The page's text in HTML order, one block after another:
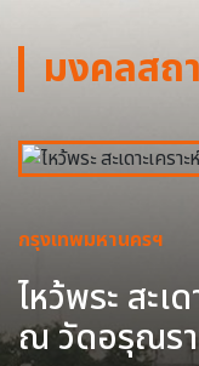
มงคลสถ
กรุงเทพมหานครฯ
ไหว้พระ สะเ
ณ วัดอรุณรา